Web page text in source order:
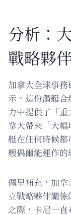
分析：
戰略夥
加拿大全球事
示，這份潛艇
力中提供了「
拿大帶來「大
艇在任何時候
艘偶爾能運作的
佩里補充，加
立戰略夥伴關
之際，卡尼一直